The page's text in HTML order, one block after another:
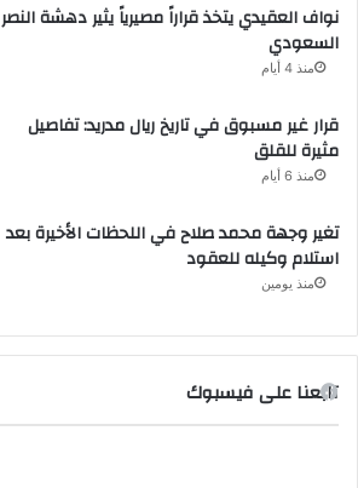
نواف العقيدي يتخذ قراراً مصيرياً يثير دهشة النصر
السعودي
منذ 4 أيام
قرار غير مسبوق في تاريخ ريال مدريد: تفاصيل
مثيرة للقلق
منذ 6 أيام
تغير وجهة محمد صلاح في اللحظات الأخيرة بعد
استلام وكيله للعقود
منذ يومين
تابعنا على فيسبوك